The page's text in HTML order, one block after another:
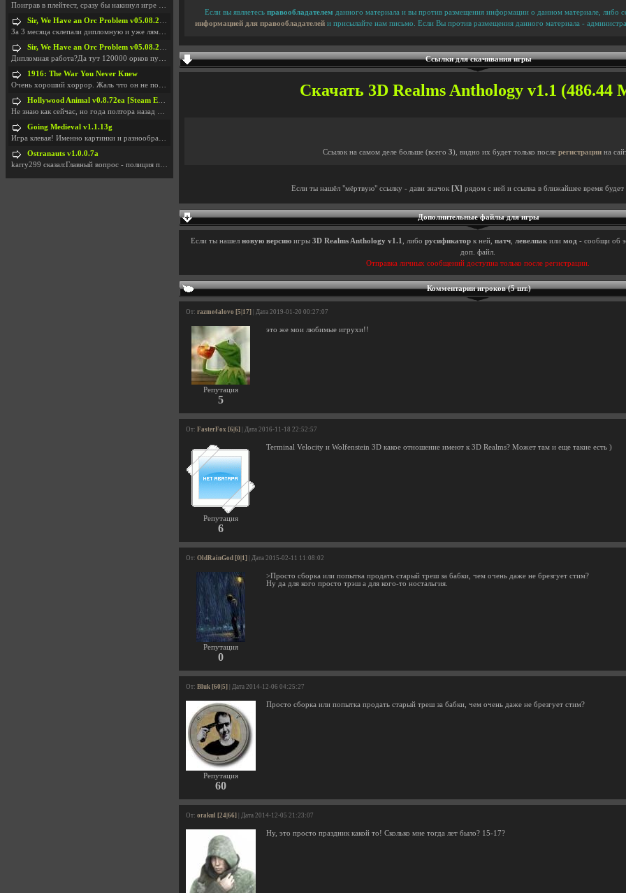
Если вы являетесь правообладателем данного материала и вы против размещения информации о данном материале, либо
информацией для правообладателей и присылайте нам письмо. Если Вы против размещения данного материала -
Ссылки для скачивания игры
Скачать 3D Realms Anthology v1.1 (486.44
Ссылок на самом деле больше (всего 3), видно их будет только после регистрациина
Если ты нашёл "мёртвую" ссылку - дави значок [X] рядом с ней и ссылка в ближайшее время будет
Дополнительные файлы для игры
Если ты нашел новую версию игры 3D Realms Anthology v1.1 , либо русификатор к ней, патч левелпак или мод - сообщи об
доп. файл.
Отправка личных сообщений доступна только после регистрации.
Комментарии игроков (5 шт.)
От: razme4alovo [5|17] | Дата 2019-01-20 00:27:07
Репутация
5
это же мои любимые игрухи!!
От: FasterFox [6|6] | Дата 2016-11-18 22:52:57
Репутация
6
Terminal Velocity и Wolfenstein 3D какое отношение имеют к 3D Realms? Может там и еще такие есть )
От: OldRainGod [0|1] | Дата 2015-02-11 11:08:02
Репутация
0
>Просто сборка или попытка продать старый треш за бабки, чем очень даже не брезгует стим?
Ну да для кого просто трэш а для кого-то ностальгия.
От: Bluk [60|5] | Дата 2014-12-06 04:25:27
Репутация
60
Просто сборка или попытка продать старый треш за бабки, чем очень даже не брезгует стим?
От: orakul [24|66] | Дата 2014-12-05 21:23:07
Ну, это просто праздник какой то! Сколько мне тогда лет было? 15-17?
Поиграв в плейтест, сразу бы накинул игре наивысши
Sir, We Have an Orc Problem v05.08.2026
За 3 месяца склепали дипломную и уже лям двести ба
Sir, We Have an Orc Problem v05.08.2026
Дипломная работа?Да тут 120000 орков путь выбирают
1916: The War You Never Knew
Очень хороший хоррор. Жаль что он не получил должн
Hollywood Animal v0.8.72ea [Steam Early Access]
Не знаю как сейчас, но года полтора назад игра был
Going Medieval v1.1.13g
Игра клевая! Именно картинки и разнообразия в стро
Ostranauts v1.0.0.7a
karry299 сказал:Главный вопрос - полиция по-прежне